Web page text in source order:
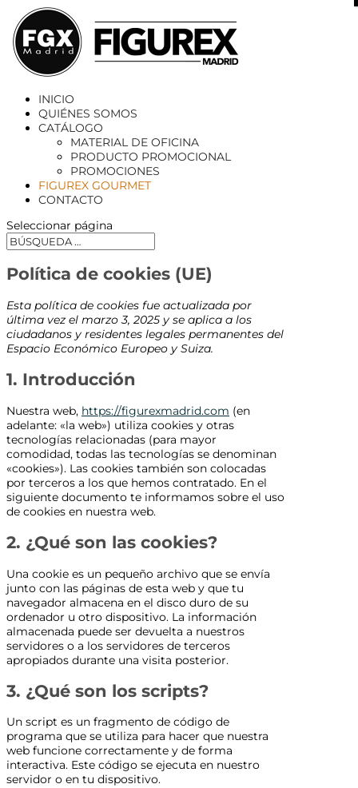
INICIO
QUIÉNES SOMOS
CATÁLOGO
MATERIAL DE OFICINA
PRODUCTO PROMOCIONAL
PROMOCIONES
FIGUREX GOURMET
CONTACTO
Seleccionar página
Política de cookies (UE)
Esta política de cookies fue actualizada por
última vez el marzo 3, 2025 y se aplica a los
ciudadanos y residentes legales permanentes del
Espacio Económico Europeo y Suiza.
1. Introducción
Nuestra web, https://figurexmadrid.com (en
adelante: «la web») utiliza cookies y otras
tecnologías relacionadas (para mayor
comodidad, todas las tecnologías se denominan
«cookies»). Las cookies también son colocadas
por terceros a los que hemos contratado. En el
siguiente documento te informamos sobre el uso
de cookies en nuestra web.
2. ¿Qué son las cookies?
Una cookie es un pequeño archivo que se envía
junto con las páginas de esta web y que tu
navegador almacena en el disco duro de su
ordenador u otro dispositivo. La información
almacenada puede ser devuelta a nuestros
servidores o a los servidores de terceros
apropiados durante una visita posterior.
3. ¿Qué son los scripts?
Un script es un fragmento de código de
programa que se utiliza para hacer que nuestra
web funcione correctamente y de forma
interactiva. Este código se ejecuta en nuestro
servidor o en tu dispositivo.